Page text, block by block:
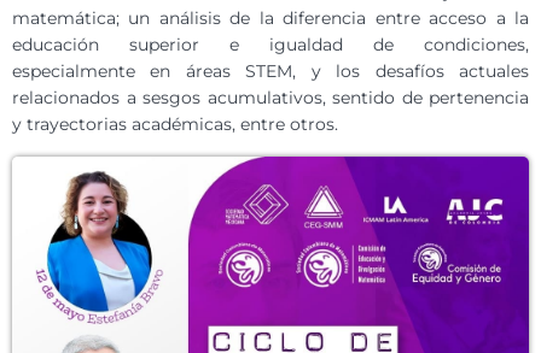
matemática; un análisis de la diferencia entre acceso a la
educación superior e igualdad de condiciones,
especialmente en áreas STEM, y los desafíos actuales
relacionados a sesgos acumulativos, sentido de pertenencia
y trayectorias académicas, entre otros.